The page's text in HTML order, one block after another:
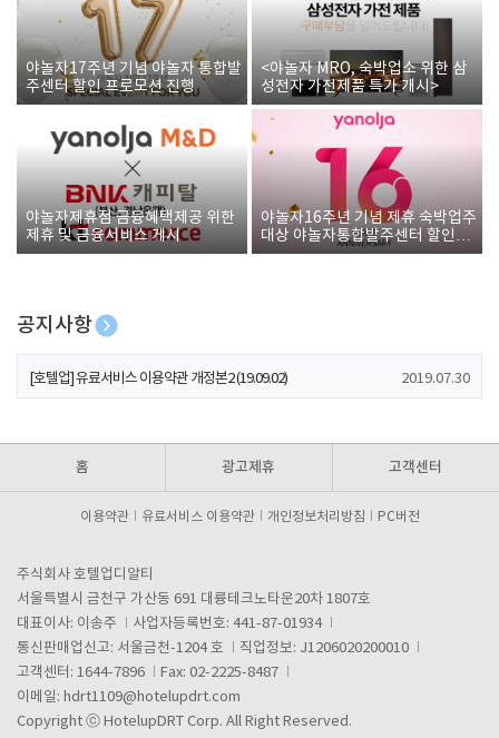
야놀자17주년 기념 야놀자 통합발
주센터 할인 프로모션 진행
<야놀자 MRO, 숙박업소 위한 삼
성전자 가전제품 특가 개시>
야놀자제휴점 금융혜택제공 위한
제휴 및 금융서비스 게시
야놀자16주년 기념 제휴 숙박업주
대상 야놀자통합발주센터 할인쿠
폰 증정
공지사항
[호텔업] 개인정보 처리방침 개정본1 (19.09.02)
[호텔업] 유료서비스 이용약관 개정본2 (19.09.02) 2019.07.30
홈 광고제휴 고객센터
이용약관 유료서비스 이용약관 개인정보처리방침 PC버전
주식회사 호텔업디알티
서울특별시 금천구 가산동 691 대륭테크노타운20차 1807호
대표이사: 이송주
사업자등록번호: 441-87-01934
통신판매업신고: 서울금천-1204 호
직업정보: J1206020200010
고객센터: 1644-7896
Fax: 02-2225-8487
이메일: hdrt1109@hotelupdrt.com
Copyright ⓒ HotelupDRT Corp. All Right Reserved.